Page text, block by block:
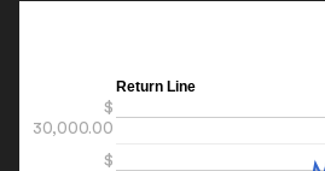
Return Line
$
$
30,000.00